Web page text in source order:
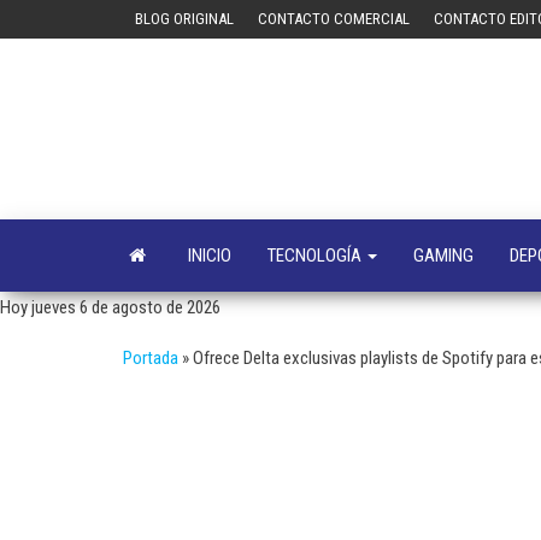
BLOG ORIGINAL CONTACTO COMERCIAL CONTACTO
INICIO TECNOLOGÍA GAMING
Hoy jueves 6 de agosto de 2026
Portada »Ofrece Delta exclusivas playlists de Spotify para